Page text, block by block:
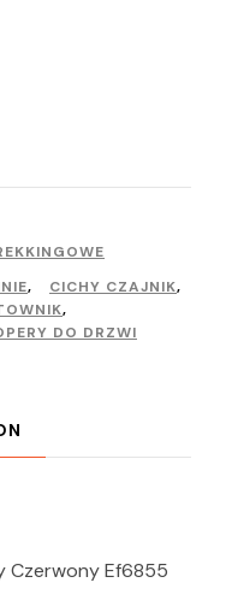
, CICHY CZAJNIK,
,
DO DRZWI
Czerwony Ef6855